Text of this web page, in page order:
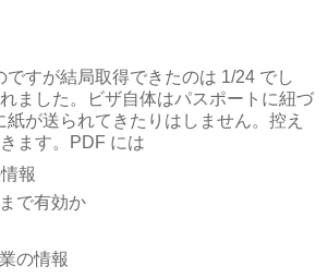
ですが結局取得できたのは 1/24 でし
ました。ビザ自体はパスポートに紐づ
紙が送られてきたりはしません。控え
ます。PDF には
報
で有効か
の情報